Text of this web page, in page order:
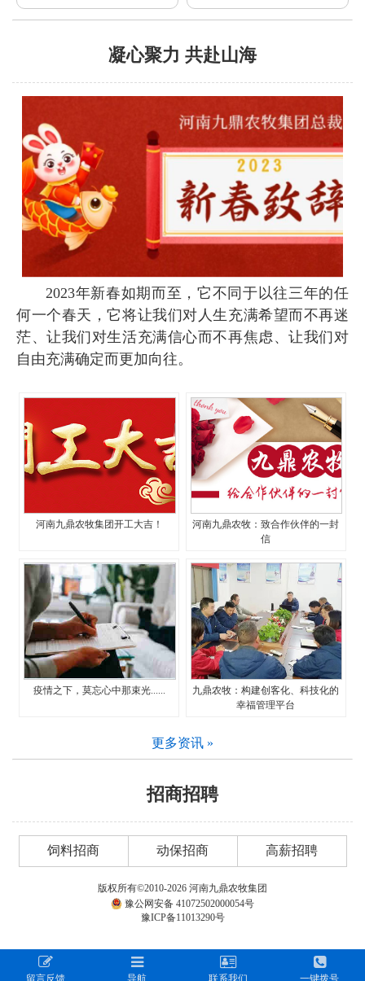
凝心聚力 共赴山海
2023年新春如期而至，它不同于以往三年的任
何一个春天，它将让我们对人生充满希望而不再迷
茫、让我们对生活充满信心而不再焦虑、让我们对
自由充满确定而更加向往。
河南九鼎农牧集团开工大吉！
河南九鼎农牧：致合作伙伴的一封
信
疫情之下，莫忘心中那束光......
九鼎农牧：构建创客化、科技化的
幸福管理平台
更多资讯 »
招商招聘
饲料招商 动保招商 高薪招聘
版权所有©2010-2026 河南九鼎农牧集团
豫公网安备 41072502000054号
豫ICP备11013290号
留言反馈 导航 联系我们 一键拨号